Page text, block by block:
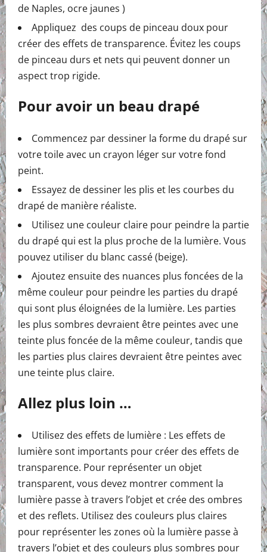
de Naples, ocre jaunes )
Appliquez des coups de pinceau doux pour
créer des effets de transparence. Évitez les coups
de pinceau durs et nets qui peuvent donner un
aspect trop rigide.
Pour avoir un beau drapé
Commencez par dessiner la forme du drapé sur
votre toile avec un crayon léger sur votre fond
peint.
Essayez de dessiner les plis et les courbes du
drapé de manière réaliste.
Utilisez une couleur claire pour peindre la partie
du drapé qui est la plus proche de la lumière. Vous
pouvez utiliser du blanc cassé (beige).
Ajoutez ensuite des nuances plus foncées de la
même couleur pour peindre les parties du drapé
qui sont plus éloignées de la lumière. Les parties
les plus sombres devraient être peintes avec une
teinte plus foncée de la même couleur, tandis que
les parties plus claires devraient être peintes avec
une teinte plus claire.
Allez plus loin …
Utilisez des effets de lumière : Les effets de
lumière sont importants pour créer des effets de
transparence. Pour représenter un objet
transparent, vous devez montrer comment la
lumière passe à travers l’objet et crée des ombres
et des reflets. Utilisez des couleurs plus claires
pour représenter les zones où la lumière passe à
travers l’objet et des couleurs plus sombres pour